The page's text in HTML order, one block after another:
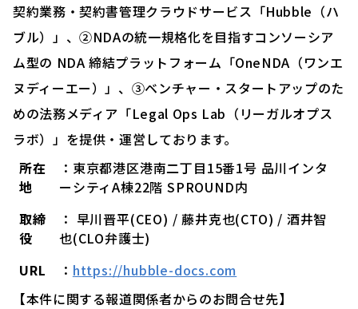
契約業務・契約書管理クラウドサービス「Hubble（ハ
ブル）」、②NDAの統一規格化を目指すコンソーシア
ム型の NDA 締結プラットフォーム「OneNDA（ワンエ
ヌディーエー）」、③ベンチャー・スタートアップのた
めの法務メディア「Legal Ops Lab（リーガルオプス
ラボ）」を提供・運営しております。
所在
地
：東京都港区港南二丁目15番1号 品川インタ
ーシティA棟22階 SPROUND内
取締
役
： 早川晋平(CEO) / 藤井克也(CTO) / 酒井智
也(CLO弁護士)
URL
： https://hubble-docs.com
【本件に関する報道関係者からのお問合せ先】